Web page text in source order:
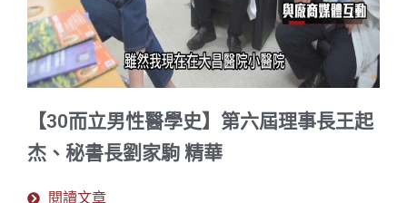
【30而立男性醫學史】第六屆理事長王起
杰、秘書長劉家駒 精華
閱讀文章